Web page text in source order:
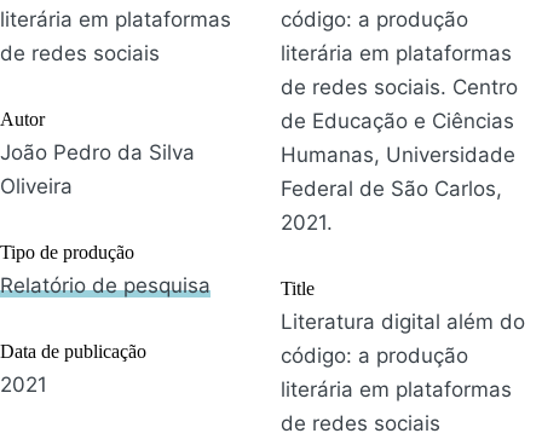
literária em plataformas
de redes sociais
Autor
João Pedro da Silva
Oliveira
Tipo de produção
Relatório de pesquisa
Data de publicação
2021
código: a produção
literária em plataformas
de redes sociais. Centro
de Educação e Ciências
Humanas, Universidade
Federal de São Carlos,
2021.
Title
Literatura digital além do
código: a produção
literária em plataformas
de redes sociais